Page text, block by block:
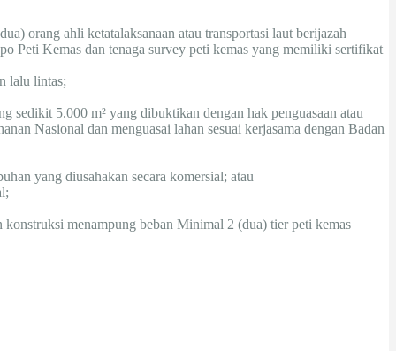
orang ahli ketatalaksanaan atau transportasi laut berijazah
Peti Kemas dan tenaga survey peti kemas yang memiliki sertifikat
lalu lintas;
sedikit 5.000 m² yang dibuktikan dengan hak penguasaan atau
Nasional dan menguasai lahan sesuai kerjasama dengan Badan
yang diusahakan secara komersial; atau
menampung beban Minimal 2 (dua) tier peti kemas